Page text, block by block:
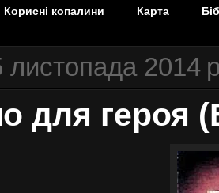
Корисні копалини Карта
листопада 2014
для героя